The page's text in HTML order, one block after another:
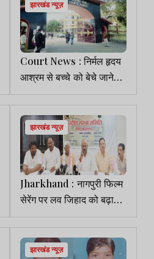
झारखंड न्यूज़
Court News : निर्मल हृदय
आश्रम से बच्चे को बेचे जाने
मामले में आया फैसला, दो
आरोपी बरी
झारखंड न्यूज़
Jharkhand : नागपुरी फिल्म
सेरेंग पर लव जिहाद को बढ़ावा
देने का आरोप
झारखंड न्यूज़